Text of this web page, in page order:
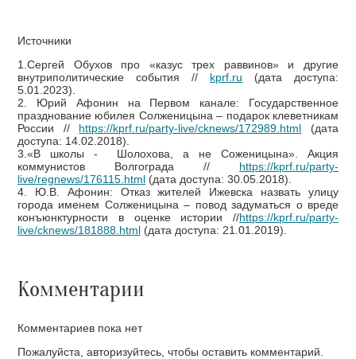
Источники
1.Сергей Обухов про «казус трех раввинов» и другие
внутриполитические события // kprf.ru (дата доступа:
5.01.2023).
2. Юрий Афонин на Первом канале: Государственное
празднование юбилея Солженицына – подарок клеветникам
России // https://kprf.ru/party-live/cknews/172989.html (дата
доступа: 14.02.2018).
3.«В школы - Шолохова, а не Соженицына». Акция
коммунистов Волгограда // https://kprf.ru/party-
live/regnews/176115.html (дата доступа: 30.05.2018).
4. Ю.В. Афонин: Отказ жителей Ижевска назвать улицу
города именем Солженицына – повод задуматься о вреде
конъюнктурности в оценке истории //https://kprf.ru/party-
live/cknews/181888.html (дата доступа: 21.01.2019).
Комментарии
Комментариев пока нет
Пожалуйста, авторизуйтесь, чтобы оставить комментарий.